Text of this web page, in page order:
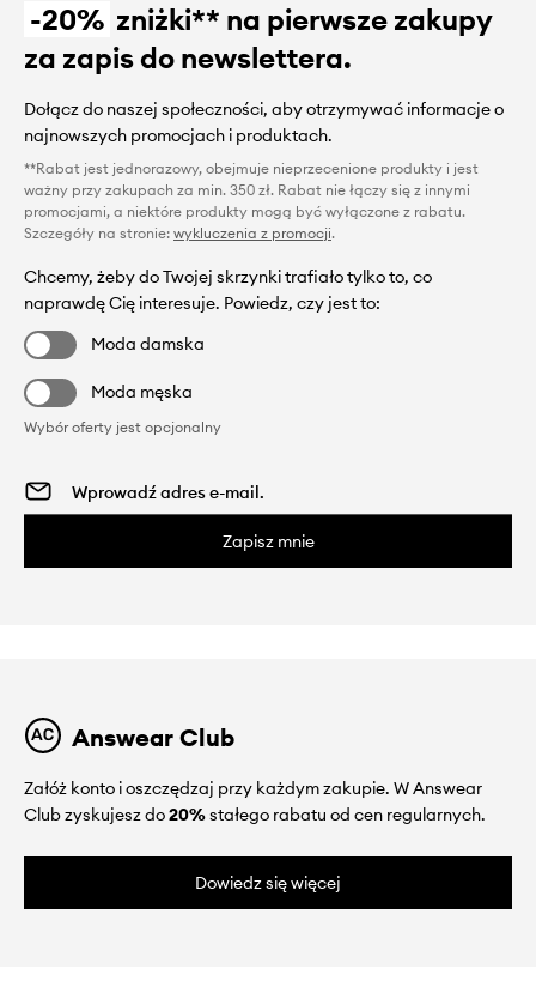
-20% zniżki** na pierwsze zakupy
za zapis do newslettera.
Dołącz do naszej społeczności, aby otrzymywać informacje o
najnowszych promocjach i produktach.
**Rabat jest jednorazowy, obejmuje nieprzecenione produkty i jest
ważny przy zakupach za min. 350 zł. Rabat nie łączy się z innymi
promocjami, a niektóre produkty mogą być wyłączone z rabatu.
Szczegóły na stronie: wykluczenia z promocji.
Chcemy, żeby do Twojej skrzynki trafiało tylko to, co
naprawdę Cię interesuje. Powiedz, czy jest to:
Moda damska
Moda męska
Wybór oferty jest opcjonalny
Zapisz mnie
Answear Club
Załóż konto i oszczędzaj przy każdym zakupie. W Answear
Club zyskujesz do20%stałego rabatu od cen regularnych.
Dowiedz się więcej